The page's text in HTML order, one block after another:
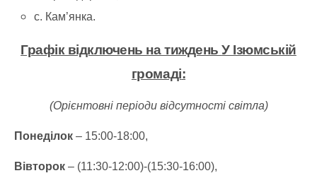
с. Кам’янка.
Графік відключень на тижденьУ Ізюмській
громаді:
(Орієнтовні періоди відсутності світла)
Понеділок – 15:00-18:00,
Вівторок – (11:30-12:00)-(15:30-16:00),